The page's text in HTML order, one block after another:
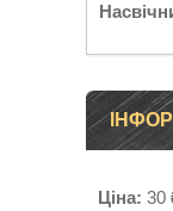
Ціна: 30